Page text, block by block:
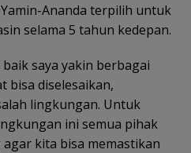
Ananda terpilih untuk
selama 5 tahun kedepan.
saya yakin berbagai
bisa diselesaikan,
lingkungan. Untuk
ini semua pihak
kita bisa memastikan